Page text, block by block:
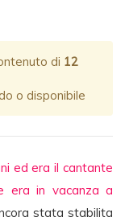
di 12
o disponibile
ed era il cantante
era in vacanza a
stata stabilita